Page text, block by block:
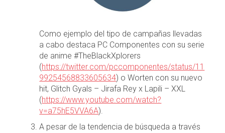
Como ejemplo del tipo de campañas llevadas
a cabo destaca PC Componentes con su serie
de anime #TheBlackXplorers
(https://twitter.com/pccomponentes/status/11
99254568833605634) o Worten con su nuevo
hit, Glitch Gyals – Jirafa Rey x Lapili – XXL
(https://www.youtube.com/watch?
v=a75hE5VVA6A).
A pesar de la tendencia de búsqueda a través